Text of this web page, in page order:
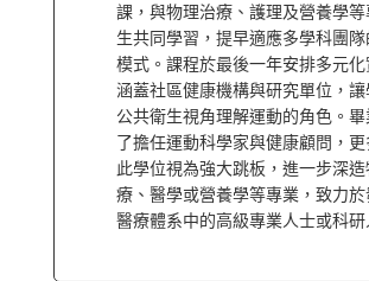
課，與物理治療、護理及營養學
生共同學習，提早適應多學科團
模式。課程於最後一年安排多元化
涵蓋社區健康機構與研究單位，
公共衛生視角理解運動的角色。
了擔任運動科學家與健康顧問，
此學位視為強大跳板，進一步深造
療、醫學或營養學等專業，致力於
醫療體系中的高級專業人士或科研